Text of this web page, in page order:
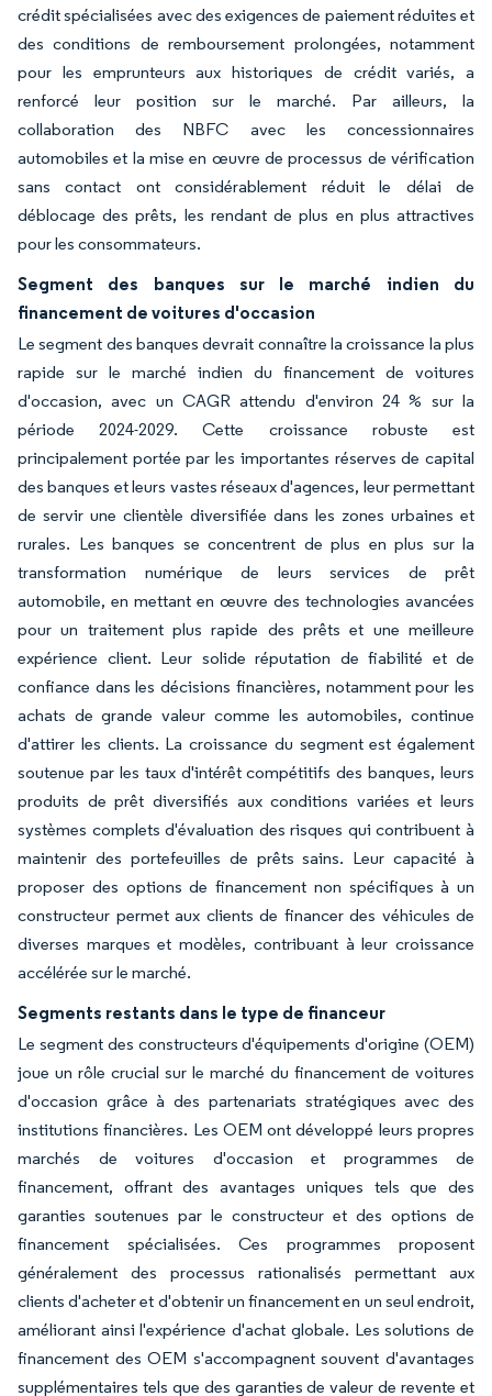
crédit spécialisées avec des exigences de paiement réduites et
des conditions de remboursement prolongées, notamment
pour les emprunteurs aux historiques de crédit variés, a
renforcé leur position sur le marché. Par ailleurs, la
collaboration des NBFC avec les concessionnaires
automobiles et la mise en œuvre de processus de vérification
sans contact ont considérablement réduit le délai de
déblocage des prêts, les rendant de plus en plus attractives
pour les consommateurs.
Segment des banques sur le marché indien du
financement de voitures d'occasion
Le segment des banques devrait connaître la croissance la plus
rapide sur le marché indien du financement de voitures
d'occasion, avec un CAGR attendu d'environ 24 % sur la
période 2024-2029. Cette croissance robuste est
principalement portée par les importantes réserves de capital
des banques et leurs vastes réseaux d'agences, leur permettant
de servir une clientèle diversifiée dans les zones urbaines et
rurales. Les banques se concentrent de plus en plus sur la
transformation numérique de leurs services de prêt
automobile, en mettant en œuvre des technologies avancées
pour un traitement plus rapide des prêts et une meilleure
expérience client. Leur solide réputation de fiabilité et de
confiance dans les décisions financières, notamment pour les
achats de grande valeur comme les automobiles, continue
d'attirer les clients. La croissance du segment est également
soutenue par les taux d'intérêt compétitifs des banques, leurs
produits de prêt diversifiés aux conditions variées et leurs
systèmes complets d'évaluation des risques qui contribuent à
maintenir des portefeuilles de prêts sains. Leur capacité à
proposer des options de financement non spécifiques à un
constructeur permet aux clients de financer des véhicules de
diverses marques et modèles, contribuant à leur croissance
accélérée sur le marché.
Segments restants dans le type de financeur
Le segment des constructeurs d'équipements d'origine (OEM)
joue un rôle crucial sur le marché du financement de voitures
d'occasion grâce à des partenariats stratégiques avec des
institutions financières. Les OEM ont développé leurs propres
marchés de voitures d'occasion et programmes de
financement, offrant des avantages uniques tels que des
garanties soutenues par le constructeur et des options de
financement spécialisées. Ces programmes proposent
généralement des processus rationalisés permettant aux
clients d'acheter et d'obtenir un financement en un seul endroit,
améliorant ainsi l'expérience d'achat globale. Les solutions de
financement des OEM s'accompagnent souvent d'avantages
supplémentaires tels que des garanties de valeur de revente et